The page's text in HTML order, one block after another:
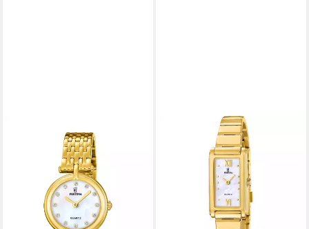
Quarzuhr Festina Quarz
Damen Mademoiselle
F20790/2
129,00 €
lieferbar in 3 Wochen
Quarzuhr Mademoiselle
F20768_1, Armbanduhr,
Damenuhr, Edelstahlarmband,
lieferbar - in 2-3 Werktagen bei dir